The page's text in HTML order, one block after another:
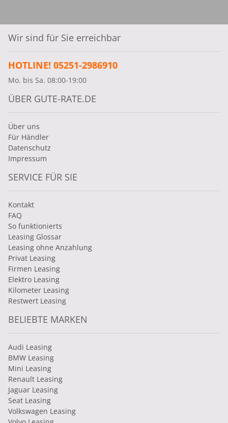
Wir sind für Sie erreichbar
HOTLINE! 05251-2986910
Mo. bis Sa. 08:00-19:00
ÜBER GUTE-RATE.DE
Über uns
Für Händler
Datenschutz
Impressum
SERVICE FÜR SIE
Kontakt
FAQ
So funktionierts
Leasing Glossar
Leasing ohne Anzahlung
Privat Leasing
Firmen Leasing
Elektro Leasing
Kilometer Leasing
Restwert Leasing
BELIEBTE MARKEN
Audi Leasing
BMW Leasing
Mini Leasing
Renault Leasing
Jaguar Leasing
Seat Leasing
Volkswagen Leasing